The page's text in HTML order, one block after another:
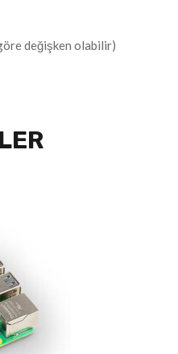
değişken olabilir)